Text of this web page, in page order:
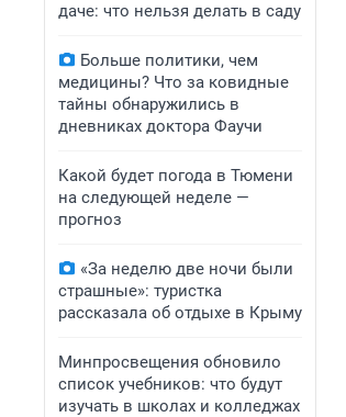
даче: что нельзя делать в саду
Больше политики, чем
медицины? Что за ковидные
тайны обнаружились в
дневниках доктора Фаучи
Какой будет погода в Тюмени
на следующей неделе —
прогноз
«За неделю две ночи были
страшные»: туристка
рассказала об отдыхе в Крыму
Минпросвещения обновило
список учебников: что будут
изучать в школах и колледжах